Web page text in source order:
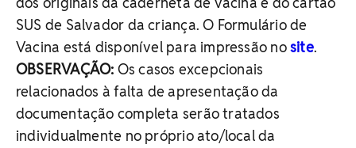
SUS de Salvador da criança. O Formulário de
Vacina está disponível para impressão nosite.
OBSERVAÇÃO: Os casos excepcionais
relacionados à falta de apresentação da
documentação completa serão tratados
individualmente no próprio ato/local da